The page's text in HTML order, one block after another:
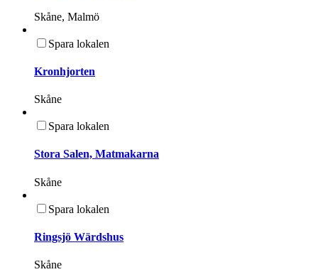
Skåne, Malmö
Spara lokalen
Kronhjorten
Skåne
Spara lokalen
Stora Salen, Matmakarna
Skåne
Spara lokalen
Ringsjö Wärdshus
Skåne